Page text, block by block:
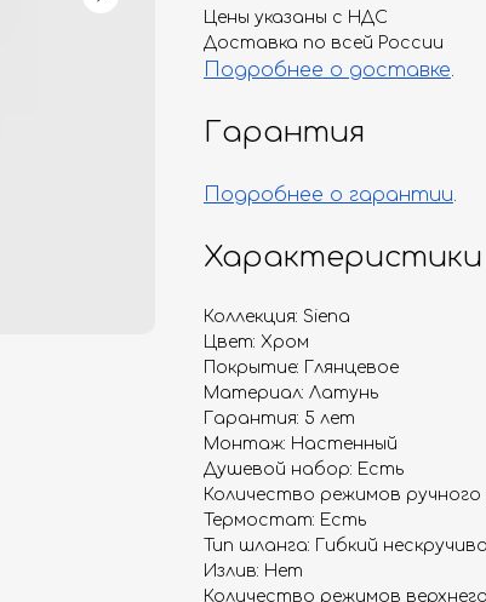
Цены указаны с НДС
Доставка по всей России
Подробнее о доставке.
Гарантия
Подробнее о гарантии.
Характеристики
Коллекция: Siena
Цвет: Хром
Покрытие: Глянцевое
Материал: Латунь
Гарантия: 5 лет
Монтаж: Настенный
Душевой набор: Есть
Количество режимов ручного
Термостат: Есть
Тип шланга: Гибкий
Излив: Нет
Количество режимов